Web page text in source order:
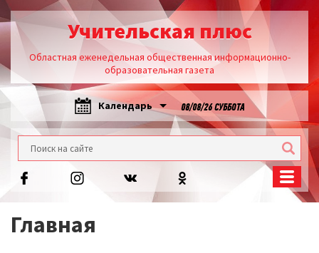
Учительская плюс
Областная еженедельная общественная информационно-
образовательная газета
Календарь 08/08/26 СУББОТА
Главная